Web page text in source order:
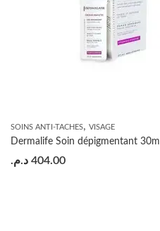
SOINS ANTI-TACHES, VISAGE
Dermalife Soin dépigmentant 30ml
404.00 د.م.